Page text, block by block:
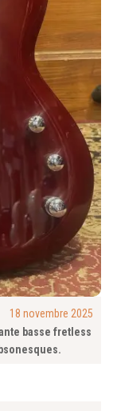
18 novembre 2025
basse fretless